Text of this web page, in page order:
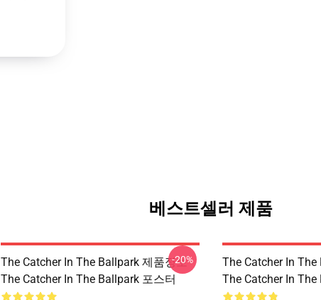
베스트셀러 제품
The Catcher In The Ballpark 제품정보
The Catcher In The Ballpark 포스터
-20%
The Catcher In
The Catcher In The